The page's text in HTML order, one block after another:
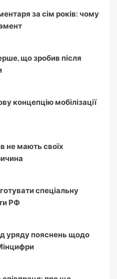
за сім років: чому
що зробив після
концепцію мобілізації
не мають своїх
спеціальну
РФ
уряду пояснень щодо